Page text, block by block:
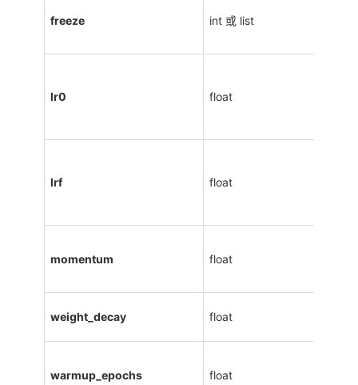
freeze int 或 list
lr0 float
lrf float
momentum float
weight_decay float
warmup_epochs float